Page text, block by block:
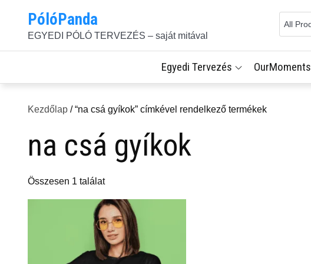
content
PólóPanda
EGYEDI PÓLÓ TERVEZÉS – saját mitával
Egyedi Tervezés OurMoments
Kezdőlap / “na csá gyíkok” címkével rendelkező termékek
na csá gyíkok
Összesen 1 találat